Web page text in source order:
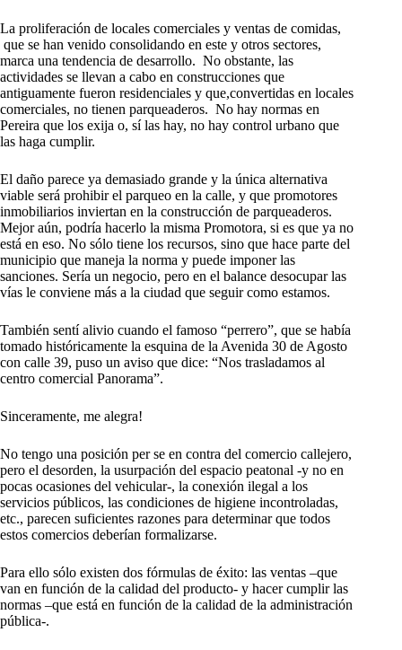
La proliferación de locales comerciales y ventas de comidas,
que se han venido consolidando en este y otros sectores,
marca una tendencia de desarrollo. No obstante, las
actividades se llevan a cabo en construcciones que
antiguamente fueron residenciales y que,convertidas en locales
comerciales, no tienen parqueaderos. No hay normas en
Pereira que los exija o, sí las hay, no hay control urbano que
las haga cumplir.
El daño parece ya demasiado grande y la única alternativa
viable será prohibir el parqueo en la calle, y que promotores
inmobiliarios inviertan en la construcción de parqueaderos.
Mejor aún, podría hacerlo la misma Promotora, si es que ya no
está en eso. No sólo tiene los recursos, sino que hace parte del
municipio que maneja la norma y puede imponer las
sanciones. Sería un negocio, pero en el balance desocupar las
vías le conviene más a la ciudad que seguir como estamos.
También sentí alivio cuando el famoso “perrero”, que se había
tomado históricamente la esquina de la Avenida 30 de Agosto
con calle 39, puso un aviso que dice: “Nos trasladamos al
centro comercial Panorama”.
Sinceramente, me alegra!
No tengo una posición per se en contra del comercio callejero,
pero el desorden, la usurpación del espacio peatonal -y no en
pocas ocasiones del vehicular-, la conexión ilegal a los
servicios públicos, las condiciones de higiene incontroladas,
etc., parecen suficientes razones para determinar que todos
estos comercios deberían formalizarse.
Para ello sólo existen dos fórmulas de éxito: las ventas –que
van en función de la calidad del producto- y hacer cumplir las
normas –que está en función de la calidad de la administración
pública-.